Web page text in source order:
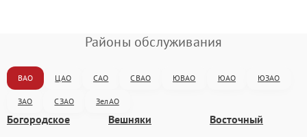
Районы обслуживания
ВАО ЦАО САО СВАО ЮВАО ЮАО ЮЗАО
ЗАО СЗАО ЗелАО
Богородское Вешняки
Восточный